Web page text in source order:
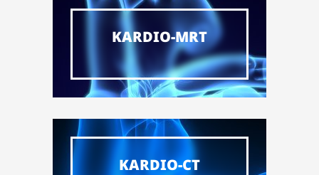
KARDIO-MRT
KARDIO-CT